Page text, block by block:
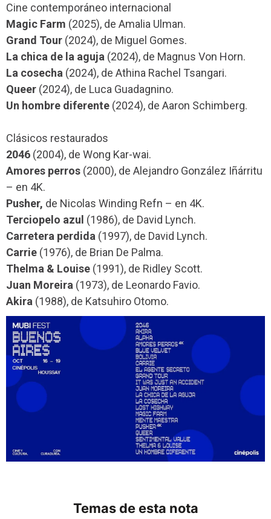
Cine contemporáneo internacional
Magic Farm (2025), de Amalia Ulman.
Grand Tour (2024), de Miguel Gomes.
La chica de la aguja (2024), de Magnus Von Horn.
La cosecha (2024), de Athina Rachel Tsangari.
Queer (2024), de Luca Guadagnino.
Un hombre diferente (2024), de Aaron Schimberg.
Clásicos restaurados
2046 (2004), de Wong Kar-wai.
Amores perros (2000), de Alejandro González Iñárritu
– en 4K.
Pusher, de Nicolas Winding Refn – en 4K.
Terciopelo azul (1986), de David Lynch.
Carretera perdida (1997), de David Lynch.
Carrie (1976), de Brian De Palma.
Thelma & Louise (1991), de Ridley Scott.
Juan Moreira (1973), de Leonardo Favio.
Akira (1988), de Katsuhiro Otomo.
Temas de esta nota